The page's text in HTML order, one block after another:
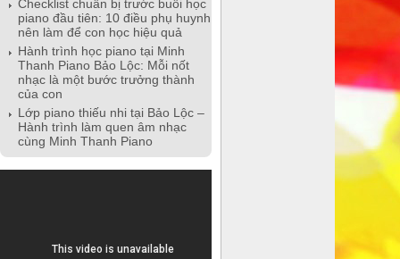
Checklist chuẩn bị trước buổi học
piano đầu tiên: 10 điều phụ huynh
nên làm để con học hiệu quả
Hành trình học piano tại Minh
Thanh Piano Bảo Lộc: Mỗi nốt
nhạc là một bước trưởng thành
của con
Lớp piano thiếu nhi tại Bảo Lộc –
Hành trình làm quen âm nhạc
cùng Minh Thanh Piano